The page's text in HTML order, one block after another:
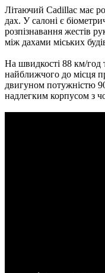
Літаючий Cadillac має
дах. У салоні є
розпізнавання жестів
між дахами міських
На швидкості 88 км/год
найближчого до місця
двигуном потужністю
надлегким корпусом з